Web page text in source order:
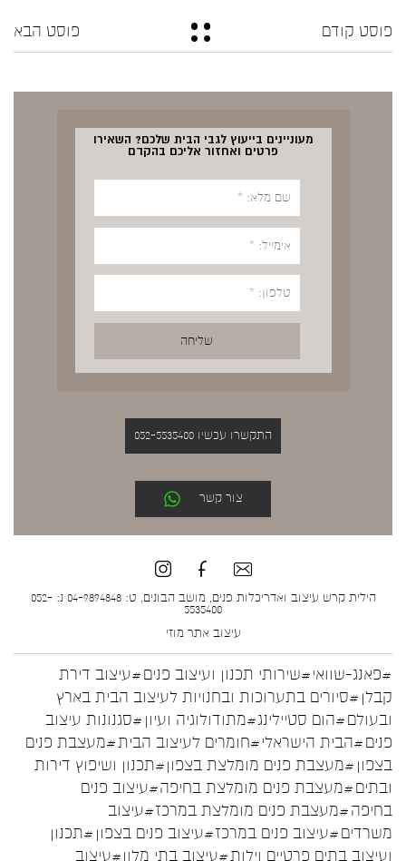
פוסט קודם פוסט הבא
מעוניינים בייעוץ לגבי הבית שלכם? השאירו
פרטים ואחזור אליכם בהקדם
התקשרו עכשיו 052-5535400
צור קשר
הילית קרש עיצוב ואדריכלות פנים, מושב הבונים, ט: 04-9894848 נ: 052-
5535400
עיצוב אתר מוזי
#פאנג-שוואי#שירותי תכנון ועיצוב פנים#עיצוב דירת
קבלן #סיורים בתערוכות ובחנויות לעיצוב הבית בארץ
ובעולם#הום סטיילינג#מתודולוגיה ועיון #סגנונות עיצוב
פנים#הבית הישראלי#חומרים לעיצוב הבית#מעצבת פנים
בצפון #מעצבת פנים מומלצת בצפון#תכנון ושיפוץ דירות
ובתים#מעצבת פנים מומלצת בחיפה#עיצוב פנים
בחיפה#מעצבת פנים מומלצת במרכז#עיצוב
משרדים#עיצוב פנים במרכז#עיצוב פנים בצפון #תכנון
ועיצוב בתים פרטיים וילות#עיצוב בתי מלון#עיצוב